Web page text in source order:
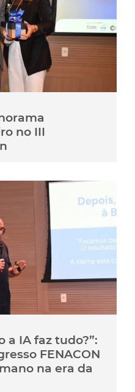
no III
a IA faz tudo?”:
FENACON
na era da